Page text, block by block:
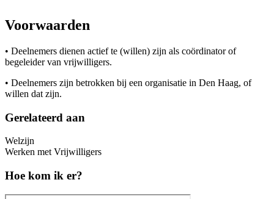
Voorwaarden
• Deelnemers dienen actief te (willen) zijn als coördinator of
begeleider van vrijwilligers.
• Deelnemers zijn betrokken bij een organisatie in Den Haag, of
willen dat zijn.
Gerelateerd aan
Welzijn
Werken met Vrijwilligers
Hoe kom ik er?